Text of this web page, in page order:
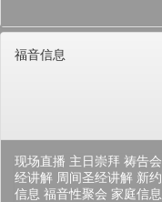
福音信息
现场直播 主日崇拜 祷告会
经讲解 周间圣经讲解 新
信息 福音性聚会 家庭信息